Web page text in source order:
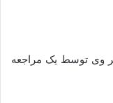
وی توسط یک مراجعه